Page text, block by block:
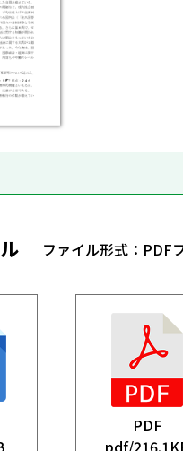
ファイル形式：PDF
PDF
pdf/